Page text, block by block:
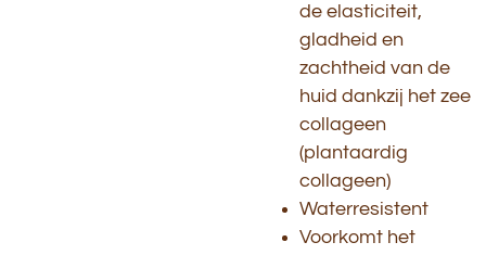
de elasticiteit,
gladheid en
zachtheid van de
huid dankzij het zee
collageen
(plantaardig
collageen)
Waterresistent
Voorkomt het